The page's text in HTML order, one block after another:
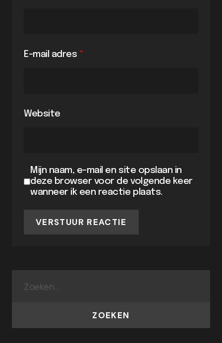
E-mail adres *
Website
Mijn naam, e-mail en site opslaan in
deze browser voor de volgende keer
wanneer ik een reactie plaats.
VERSTUUR REACTIE
ZOEKEN